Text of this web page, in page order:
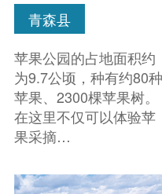
青森县
苹果公园的占地面积约
为9.7公顷，种有约80种
苹果、2300棵苹果树。
在这里不仅可以体验苹
果采摘…
查看信息